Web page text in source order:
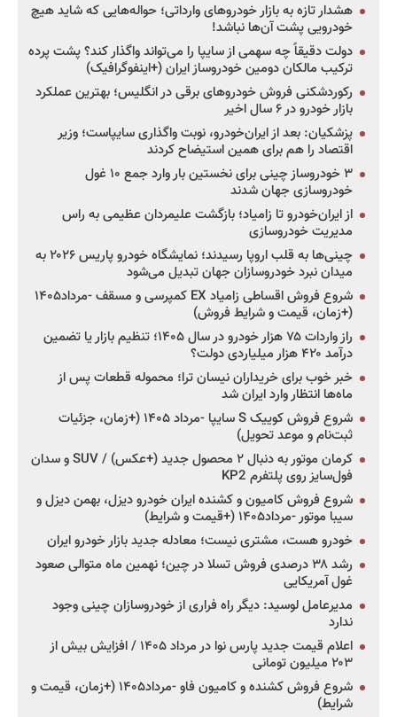
هشدار تازه به بازار خودروهای وارداتی؛ حواله‌هایی که شاید هیچ
خودرویی پشت آن‌ها نباشد!
دولت دقیقاً چه سهمی از سایپا را می‌تواند واگذار کند؟ پشت پرده
ترکیب مالکان دومین خودروساز ایران (+اینفوگرافیک)
رکوردشکنی فروش خودروهای برقی در انگلیس؛ بهترین عملکرد
بازار خودرو در ۶ سال اخیر
پزشکیان: بعد از ایران‌خودرو، نوبت واگذاری سایپاست؛ وزیر
اقتصاد را هم برای همین استیضاح کردند
۳ خودروساز چینی برای نخستین بار وارد جمع ۱۰ غول
خودروسازی جهان شدند
از ایران‌خودرو تا زامیاد؛ بازگشت علیمردان عظیمی به راس
مدیریت خودروسازی
چینی‌ها به قلب اروپا رسیدند؛ نمایشگاه خودرو پاریس ۲۰۲۶ به
میدان نبرد خودروسازان جهان تبدیل می‌شود
شروع فروش اقساطی زامیاد EX کمپرسی و مسقف -مرداد۱۴۰۵
(+زمان، قیمت و شرایط فروش)
راز واردات ۷۵ هزار خودرو در سال ۱۴۰۵؛ تنظیم بازار یا تضمین
درآمد ۴۲۰ هزار میلیاردی دولت؟
خبر خوب برای خریداران نیسان ترا؛ محموله قطعات پس از
ماه‌ها انتظار وارد ایران شد
شروع فروش کوییک S سایپا -مرداد ۱۴۰۵ (+زمان، جزئیات
ثبت‌نام و موعد تحویل)
کرمان موتور به دنبال ۲ محصول جدید (+عکس) / SUV و سدان
فول‌سایز روی پلتفرم KP2
شروع فروش کامیون و کشنده ایران خودرو دیزل، بهمن دیزل و
سیبا موتور -مرداد۱۴۰۵ (+قیمت و شرایط)
خودرو هست، مشتری نیست؛ معادله جدید بازار خودرو ایران
رشد ۳۸ درصدی فروش تسلا در چین؛ نهمین ماه متوالی صعود
غول آمریکایی
مدیرعامل لوسید: دیگر راه فراری از خودروسازان چینی وجود
ندارد
اعلام قیمت جدید پارس نوا در مرداد ۱۴۰۵ / افزایش بیش از
۲۰۳ میلیون تومانی
شروع فروش کشنده و کامیون فاو -مرداد۱۴۰۵ (+زمان، قیمت و
شرایط)